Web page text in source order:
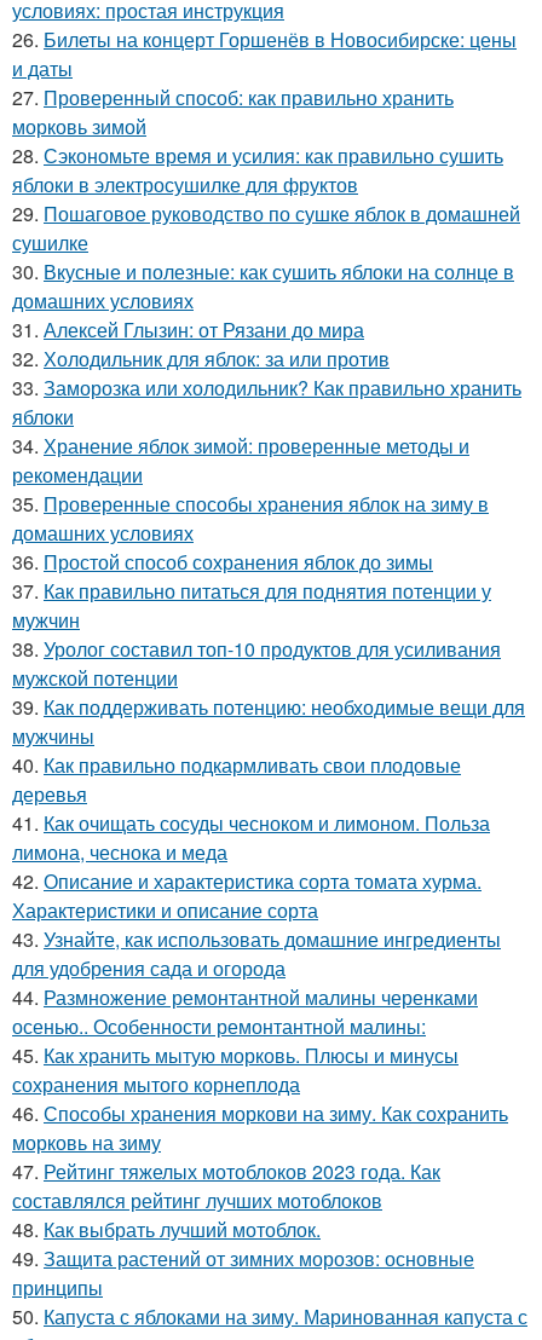
условиях: простая инструкция
26. Билеты на концерт Горшенёв в Новосибирске: цены
и даты
27. Проверенный способ: как правильно хранить
морковь зимой
28. Сэкономьте время и усилия: как правильно сушить
яблоки в электросушилке для фруктов
29. Пошаговое руководство по сушке яблок в домашней
сушилке
30. Вкусные и полезные: как сушить яблоки на солнце в
домашних условиях
31. Алексей Глызин: от Рязани до мира
32. Холодильник для яблок: за или против
33. Заморозка или холодильник? Как правильно хранить
яблоки
34. Хранение яблок зимой: проверенные методы и
рекомендации
35. Проверенные способы хранения яблок на зиму в
домашних условиях
36. Простой способ сохранения яблок до зимы
37. Как правильно питаться для поднятия потенции у
мужчин
38. Уролог составил топ-10 продуктов для усиливания
мужской потенции
39. Как поддерживать потенцию: необходимые вещи для
мужчины
40. Как правильно подкармливать свои плодовые
деревья
41. Как очищать сосуды чесноком и лимоном. Польза
лимона, чеснока и меда
42. Описание и характеристика сорта томата хурма.
Характеристики и описание сорта
43. Узнайте, как использовать домашние ингредиенты
для удобрения сада и огорода
44. Размножение ремонтантной малины черенками
осенью.. Особенности ремонтантной малины:
45. Как хранить мытую морковь. Плюсы и минусы
сохранения мытого корнеплода
46. Способы хранения моркови на зиму. Как сохранить
морковь на зиму
47. Рейтинг тяжелых мотоблоков 2023 года. Как
составлялся рейтинг лучших мотоблоков
48. Как выбрать лучший мотоблок.
49. Защита растений от зимних морозов: основные
принципы
50. Капуста с яблоками на зиму. Маринованная капуста с